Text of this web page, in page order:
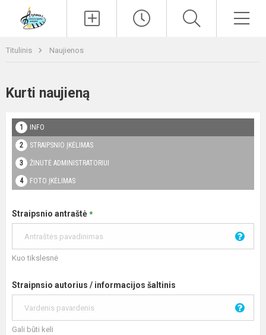
Titulinis Naujienos
Kurti naujieną
INFO
STRAIPSNIO ĮKĖLIMAS
ŽINUTĖ ADMINISTRATORIUI
FOTO ĮKĖLIMAS
Straipsnio antraštė *
Kuo tikslesnė
Straipnsio autorius / informacijos šaltinis
Gali būti keli